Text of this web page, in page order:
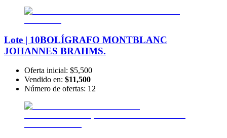
Lote | 10BOLÍGRAFO MONTBLANC
JOHANNES BRAHMS.
Oferta inicial: $5,500
Vendido en: $11,500
Número de ofertas: 12